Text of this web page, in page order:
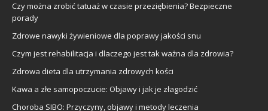
Czy można zrobić tatuaż w czasie przeziębienia? Bezpieczne
porady
Zdrowe nawyki żywieniowe dla poprawy jakości snu
Czym jest rehabilitacja i dlaczego jest tak ważna dla zdrowia?
Zdrowa dieta dla utrzymania zdrowych kości
Kawa a złe samopoczucie: Objawy i jak je złagodzić
Choroba SIBO: Przyczyny, objawy i metody leczenia